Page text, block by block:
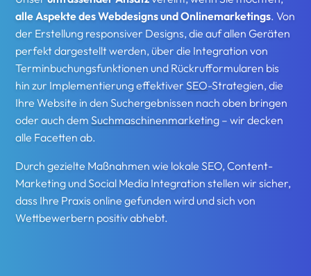
alle Aspekte des Webdesigns und Onlinemarketings. Von
der Erstellung responsiver Designs, die auf allen Geräten
perfekt dargestellt werden, über die Integration von
Terminbuchungsfunktionen und Rückrufformularen bis
hin zur Implementierung effektiverSEO-Strategien, die
Ihre Website in den Suchergebnissen nach oben bringen
oder auch demSuchmaschinenmarketing – wir decken
alle Facetten ab.
Durch gezielte Maßnahmen wie lokale SEO, Content-
Marketing und Social Media Integration stellen wir sicher,
dass Ihre Praxis online gefunden wird und sich von
Wettbewerbern positiv abhebt.